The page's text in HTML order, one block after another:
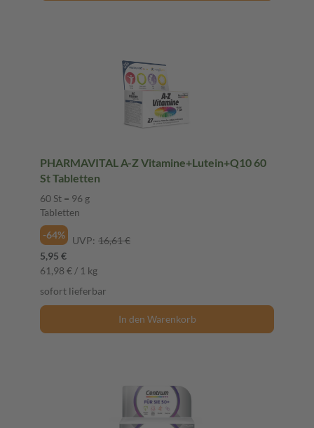
PHARMAVITAL A-Z Vitamine+Lutein+Q10 60
St Tabletten
60 St = 96 g
Tabletten
-64%
UVP: 16,61 €
5,95 €
61,98 € / 1 kg
sofort lieferbar
In den Warenkorb